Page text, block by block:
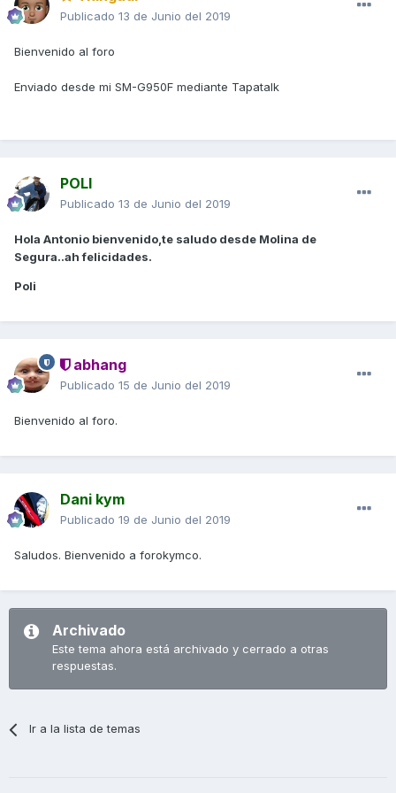
Publicado 13 de Junio del 2019
Bienvenido al foro
Enviado desde mi SM-G950F mediante Tapatalk
POLI
Publicado 13 de Junio del 2019
Hola Antonio bienvenido,te saludo desde Molina de
Segura..ah felicidades.
Poli
abhang
Publicado 15 de Junio del 2019
Bienvenido al foro.
Dani kym
Publicado 19 de Junio del 2019
Saludos. Bienvenido a forokymco.
Archivado
Este tema ahora está archivado y cerrado a otras
respuestas.
Ir a la lista de temas